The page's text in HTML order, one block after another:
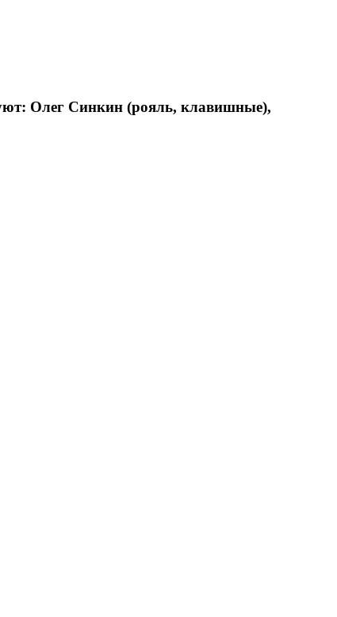
Олег Синкин (рояль, клавишные),